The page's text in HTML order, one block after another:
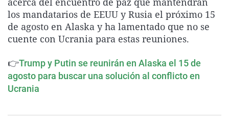
La rosa de los vientos
Gente viajera
Como el perro y el
Caso
Retornados
Equipo de
Operación Viuda
Extremadura
Galicia
La Rioja
Navarra
País Vasco
Virales
Televisión
Elecciones
los mandatarios de EEUU y Rusia el próximo 15
de agosto en Alaska y ha lamentado que no se
cuente con Ucrania para estas reuniones.
👉Trump y Putin se reunirán en Alaska el 15 de
agosto para buscar una solución al conflicto en
Ucrania